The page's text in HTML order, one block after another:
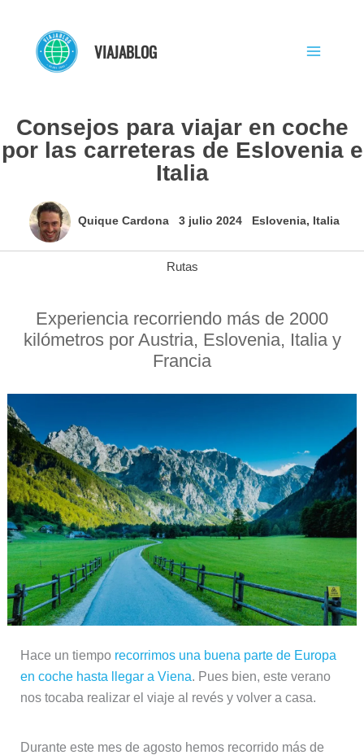
contenido
VIAJABLOG
Consejos para viajar en coche
por las carreteras de Eslovenia e
Italia
Quique Cardona 3 julio 2024 Eslovenia, Italia
Rutas
Experiencia recorriendo más de 2000
kilómetros por Austria, Eslovenia, Italia y
Francia
Hace un tiempo recorrimos una buena parte de Europa
en coche hasta llegar a Viena. Pues bien, este verano
nos tocaba realizar el viaje al revés y volver a casa.
Durante este mes de agosto hemos recorrido más de